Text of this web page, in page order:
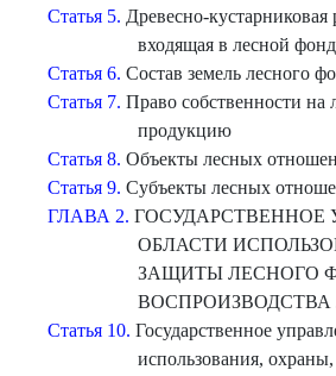
Статья 5. Древесно-кустарниковая
входящая в лесной фонд
Статья 6. Состав земель лесного
Статья 7. Право собственности на
продукцию
Статья 8. Объекты лесных
Статья 9. Субъекты лесных
ГЛАВА 2. ГОСУДАРСТВЕННОЕ
ОБЛАСТИ
ЗАЩИТЫ ЛЕСНОГО
ВОСПРОИЗВОДСТВА
Статья 10. Государственное
использования,